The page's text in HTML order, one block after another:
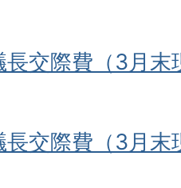
交際費（3月
交際費（3月